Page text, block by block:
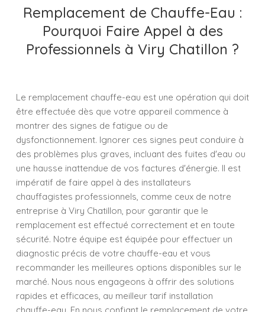
Remplacement de Chauffe-Eau :
Pourquoi Faire Appel à des
Professionnels à Viry Chatillon ?
Le remplacement chauffe-eau est une opération qui doit
être effectuée dès que votre appareil commence à
montrer des signes de fatigue ou de
dysfonctionnement. Ignorer ces signes peut conduire à
des problèmes plus graves, incluant des fuites d'eau ou
une hausse inattendue de vos factures d'énergie. Il est
impératif de faire appel à des installateurs
chauffagistes professionnels, comme ceux de notre
entreprise à Viry Chatillon, pour garantir que le
remplacement est effectué correctement et en toute
sécurité. Notre équipe est équipée pour effectuer un
diagnostic précis de votre chauffe-eau et vous
recommander les meilleures options disponibles sur le
marché. Nous nous engageons à offrir des solutions
rapides et efficaces, au meilleur tarif installation